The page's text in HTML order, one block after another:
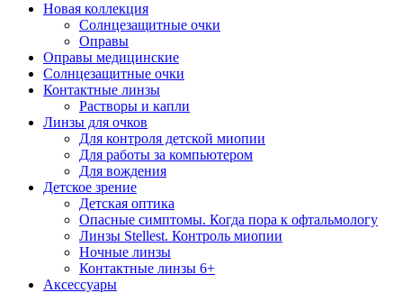
Новая коллекция
Солнцезащитные очки
Оправы
Оправы медицинские
Солнцезащитные очки
Контактные линзы
Растворы и капли
Линзы для очков
Для контроля детской миопии
Для работы за компьютером
Для вождения
Детское зрение
Детская оптика
Опасные симптомы. Когда пора к офтальмологу
Линзы Stellest. Контроль миопии
Ночные линзы
Контактные линзы 6+
Аксессуары